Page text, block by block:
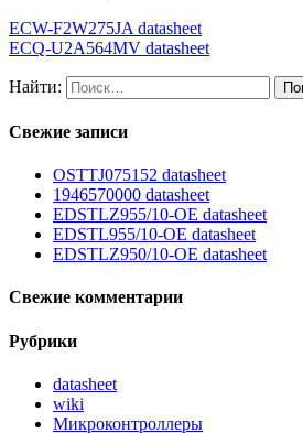
ECW-F2W275JA datasheet
ECQ-U2A564MV datasheet
Найти:
Свежие записи
OSTTJ075152 datasheet
1946570000 datasheet
EDSTLZ955/10-OE datasheet
EDSTL955/10-OE datasheet
EDSTLZ950/10-OE datasheet
Свежие комментарии
Рубрики
datasheet
wiki
Микроконтроллеры